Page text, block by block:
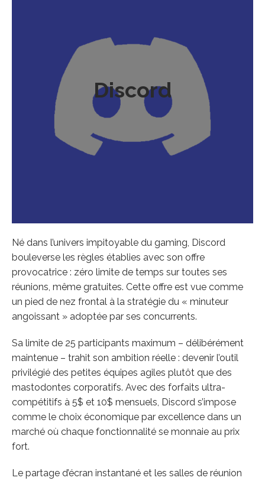
Discord
Né dans l’univers impitoyable du gaming, Discord
bouleverse les règles établies avec son offre
provocatrice : zéro limite de temps sur toutes ses
réunions, même gratuites. Cette offre est vue comme
un pied de nez frontal à la stratégie du « minuteur
angoissant » adoptée par ses concurrents.
Sa limite de 25 participants maximum – délibérément
maintenue – trahit son ambition réelle : devenir l’outil
privilégié des petites équipes agiles plutôt que des
mastodontes corporatifs. Avec des forfaits ultra-
compétitifs à 5$ et 10$ mensuels, Discord s’impose
comme le choix économique par excellence dans un
marché où chaque fonctionnalité se monnaie au prix
fort.
Le partage d’écran instantané et les salles de réunion